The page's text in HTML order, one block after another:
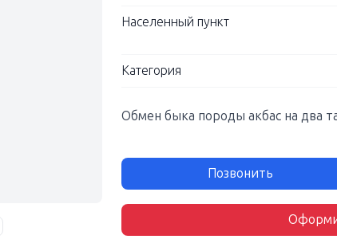
Населенный пункт
Категория
Обмен быка породы акбас на два
Позвонить